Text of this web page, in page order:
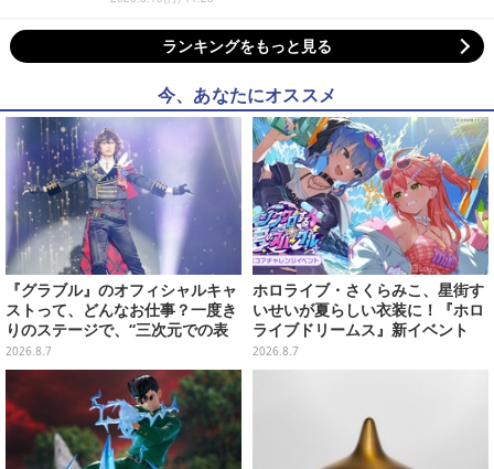
ランキングをもっと見る
今、あなたにオススメ
『グラブル』のオフィシャルキャ
ストって、どんなお仕事？一度き
りのステージで、“三次元での表
現”に全力を懸けるキャスト陣の
舞台裏【インタビュー】
2026.8.7
ホロライブ・さくらみこ、星街す
いせいが夏らしい衣装に！『ホロ
ライブドリームス』新イベント
「シンクロする夏のスパークル」
開幕
2026.8.7